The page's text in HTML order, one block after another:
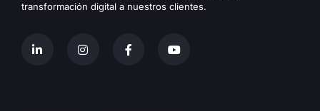
transformación digital a nuestros clientes.